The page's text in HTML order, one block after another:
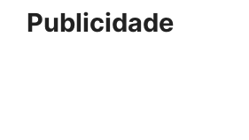
Publicidade